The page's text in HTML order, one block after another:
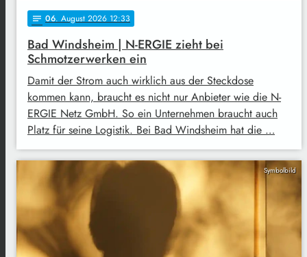
notes 06. August 2026 12:33
Bad Windsheim | N-ERGIE zieht bei
Schmotzerwerken ein
Damit der Strom auch wirklich aus der Steckdose
kommen kann, braucht es nicht nur Anbieter wie die N-
ERGIE Netz GmbH. So ein Unternehmen braucht auch
Platz für seine Logistik. Bei Bad Windsheim hat die …
Symbolbild